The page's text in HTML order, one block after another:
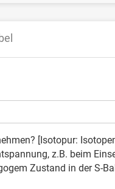
[Isotopur:
z.B. beim
Zustand in der S-